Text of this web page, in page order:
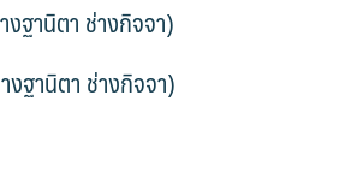
ฐานิตา ช่างกิจจา)
ฐานิตา ช่างกิจจา)